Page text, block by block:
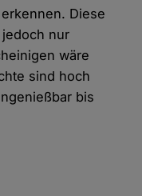
Diese
nur
wäre
sind hoch
bis